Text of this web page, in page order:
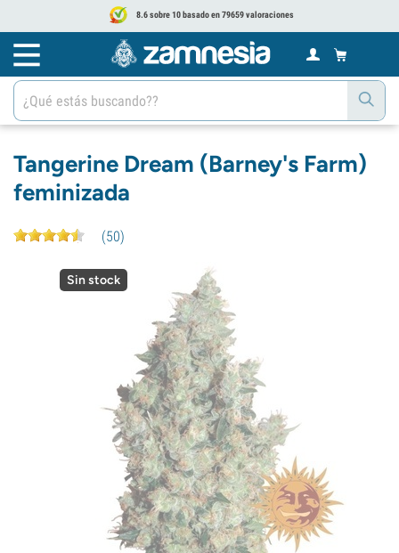
8.6 sobre 10 basado en 79659 valoraciones
Tangerine Dream (Barney's Farm)
feminizada
(50)
Sin stock